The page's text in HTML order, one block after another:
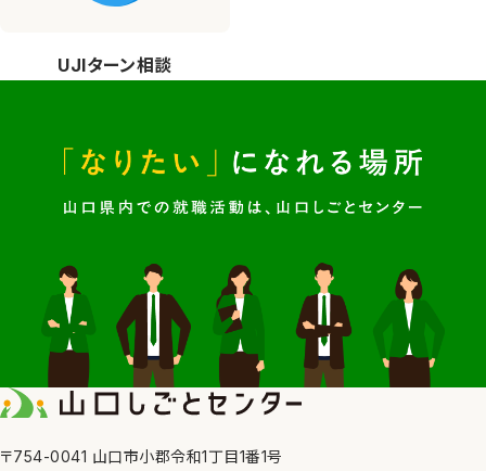
UJIターン相談
〒754-0041 山口市小郡令和1丁目1番1号